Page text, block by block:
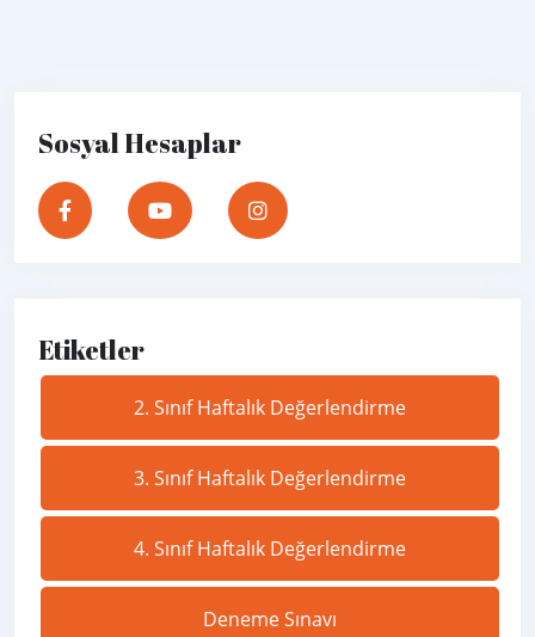
Sosyal Hesaplar
Etiketler
2. Sınıf Haftalık Değerlendirme
3. Sınıf Haftalık Değerlendirme
4. Sınıf Haftalık Değerlendirme
Deneme Sınavı